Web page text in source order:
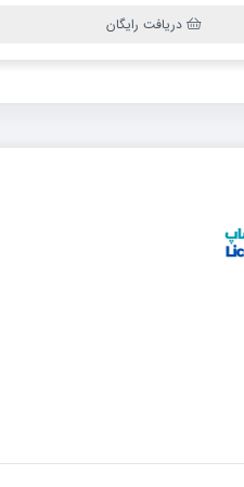
دریافت رایگان